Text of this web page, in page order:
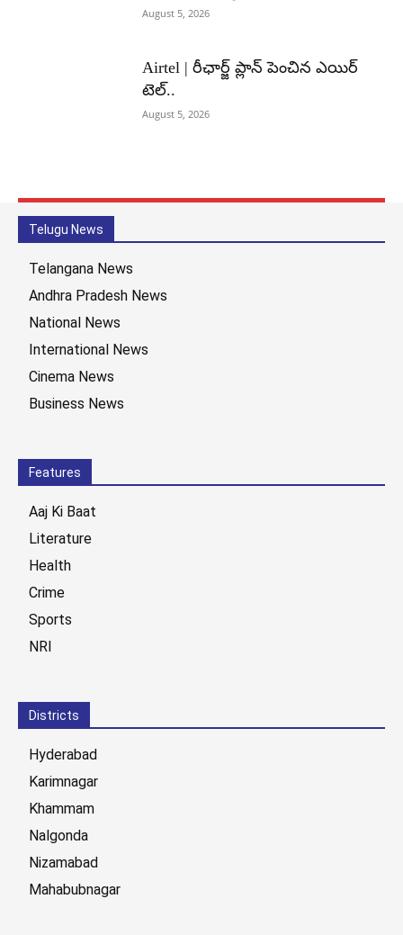
August 5, 2026
Airtel | రీఛార్జ్ ప్లాన్ పెంచిన ఎయిర్
టెల్..
August 5, 2026
Telugu News
Telangana News
Andhra Pradesh News
National News
International News
Cinema News
Business News
Features
Aaj Ki Baat
Literature
Health
Crime
Sports
NRI
Districts
Hyderabad
Karimnagar
Khammam
Nalgonda
Nizamabad
Mahabubnagar